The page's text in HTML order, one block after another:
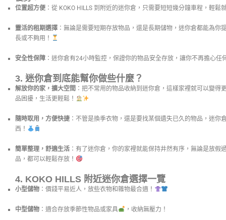
位置超方便 ：從 KOKO HILLS 到附近的迷你倉，只需要短短幾分鐘車程，輕鬆
靈活的租期選擇 ：無論是需要短期存放物品，還是長期儲物，迷你倉都能為你
長或不夠用！
安全性保障 ：迷你倉有24小時監控，保證你的物品安全存放，讓你不再擔心任
3. 迷你倉到底能幫你做些什麼？
解放你的家，擴大空間 ：把不常用的物品收納到迷你倉，這樣家裡就可以變得
品困擾，生活更輕鬆！
隨時取用，方便快捷 ：不管是換季衣物，還是要找某個遺失已久的物品，迷你
西！
簡單整理，舒適生活 ：有了迷你倉，你的家裡就能保持井然有序，無論是放假
品，都可以輕鬆存放！
4. KOKO HILLS 附近迷你倉選擇一覽
小型儲物 ：價錢平易近人，放些衣物和雜物最合適！
中型儲物 ：適合存放季節性物品或家具 ，收納無壓力！